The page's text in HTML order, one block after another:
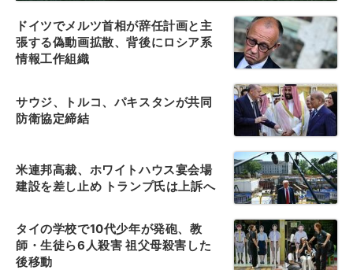
ドイツでメルツ首相が辞任計画と主
張する偽動画拡散、背後にロシア系
情報工作組織
サウジ、トルコ、パキスタンが共同
防衛協定締結
米連邦高裁、ホワイトハウス宴会場
建設を差し止め トランプ氏は上訴へ
タイの学校で10代少年が発砲、教
師・生徒ら6人殺害 祖父母殺害した
後移動